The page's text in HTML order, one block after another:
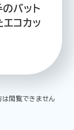
バット
コカッ
閲覧できません